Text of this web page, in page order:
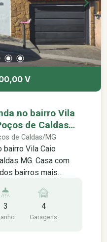
V
no bairro Vila
de Caldas
de Caldas/MG
bairro Vila Caio
MG. Casa com
bairros mais
integrada espaçosa
social -Área de
3 4
Garagens